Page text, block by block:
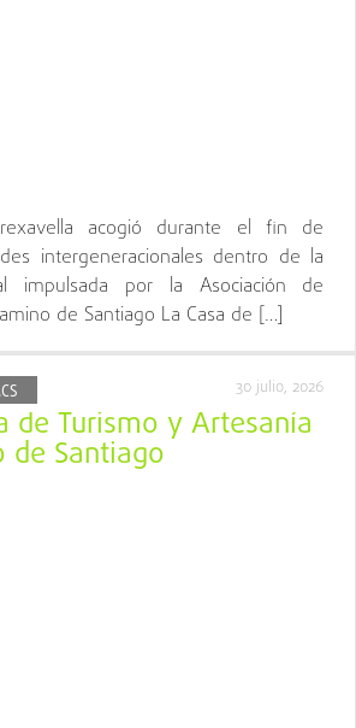
acogió durante el fin de
intergeneracionales dentro de la
impulsada por la Asociación de
de Santiago La Casa de […]
30 julio, 2026
de Turismo y Artesanía
de Santiago